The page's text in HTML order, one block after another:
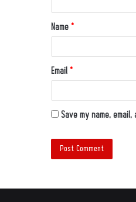
Name *
Email *
Save my name,